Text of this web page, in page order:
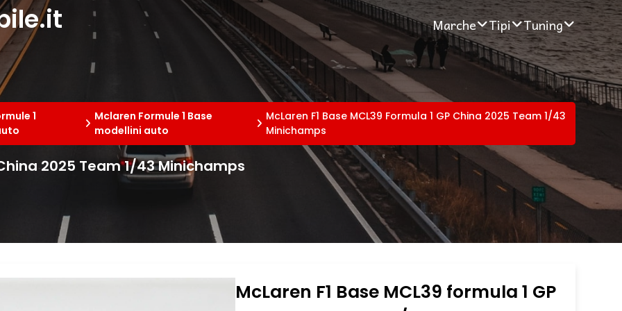
Marche Tipi Tuning
1
Mclaren Formule 1 Base
modellini auto
McLaren F1 Base MCL39 Formula 1 GP China 2025 Team 1/43
Minichamps
2025 Team 1/43 Minichamps
McLaren F1 Base MCL39 formula 1 GP